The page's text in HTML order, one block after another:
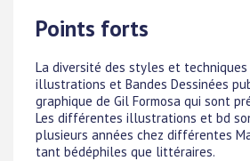
Points forts
La diversité des styles et techniques
illustrations et Bandes Dessinées
graphique de Gil Formosa qui sont
Les différentes illustrations et bd
plusieurs années chez différentes
tant bédéphiles que littéraires.